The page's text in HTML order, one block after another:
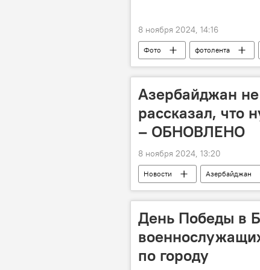
8 ноября 2024, 14:16
Фото фотолента
События и даты
Азербайджан
рассказал, что
– ОБНОВЛЕНО
8 ноября 2024, 13:20
Новости Азербайджан
Война
Ильхам Алиев
День Победы в
по городу